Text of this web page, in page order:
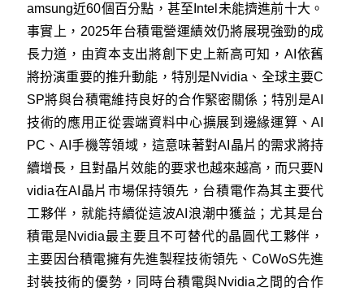
amsung近60個百分點，甚至Intel未能擠進前十大。
事實上，2025年台積電營運績效仍將展現強勁的成
長力道，由資本支出將創下史上新高可知，AI依舊
將扮演重要的推升動能，特別是Nvidia、全球主要C
SP將與台積電維持良好的合作緊密關係；特別是AI
技術的應用正從雲端資料中心擴展到邊緣運算、AI
PC、AI手機等領域，這意味著對AI晶片的需求將持
續增長，且對晶片效能的要求也越來越高，而只要N
vidia在AI晶片市場保持領先，台積電作為其主要代
工夥伴，就能持續從這波AI浪潮中獲益；尤其是台
積電是Nvidia最主要且不可替代的晶圓代工夥伴，
主要因台積電擁有先進製程技術領先、CoWoS先進
封裝技術的優勢，同時台積電與Nvidia之間的合作